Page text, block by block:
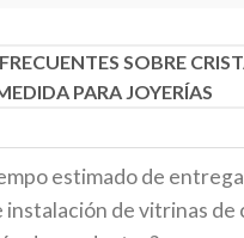
SOBRE
PARA JOYERÍAS
estimado de
instalación de vitrinas de